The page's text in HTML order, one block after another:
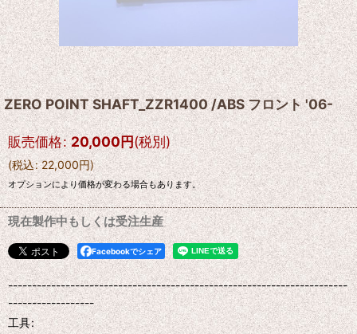
ZERO POINT SHAFT_ZZR1400 /ABS フロント '06-
販売価格: 20,000円(税別)
(税込: 22,000円)
オプションにより価格が変わる場合もあります。
現在製作中もしくは受注生産
Facebookでシェア
-----------------------------------------------------------------------
------------------
工具: